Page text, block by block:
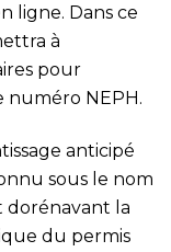
ligne. Dans ce
à
pour
numéro NEPH.
anticipé
sous le nom
dorénavant la
du permis